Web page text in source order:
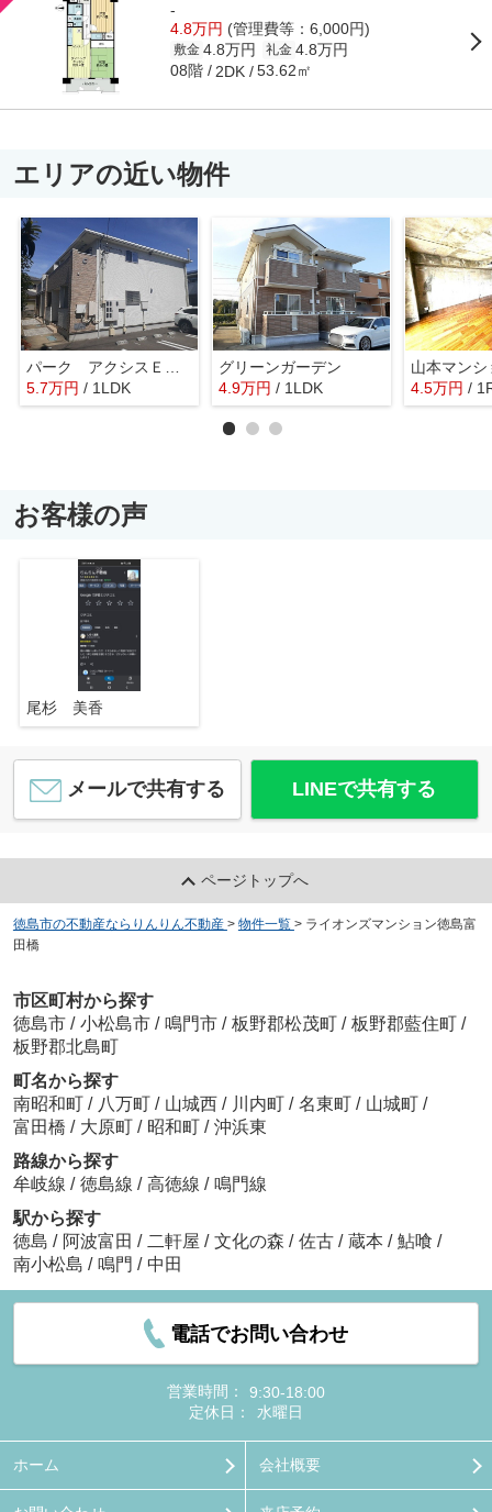
-
4.8万円 (管理費等：6,000円)
敷金 4.8万円 礼金 4.8万円
08階 2DK 53.62㎡
エリアの近い物件
5.7万円 / 1LDK
グリーンガーデン
4.9万円 / 1LDK
山本マンシ
4.5万円 /
お客様の声
尾杉 美香
メールで共有する LINEで共有する
ページトップへ
徳島市の不動産ならりんりん不動産 > 物件一覧 > ライオンズマンション徳島富
田橋
市区町村から探す
徳島市 / 小松島市 / 鳴門市 / 板野郡松茂町 / 板野郡藍住町
/
板野郡北島町
町名から探す
南昭和町 / 八万町 / 山城西 / 川内町 / 名東町 / 山城町 /
富田橋 / 大原町 / 昭和町 / 沖浜東
路線から探す
牟岐線 / 徳島線 / 高徳線 / 鳴門線
駅から探す
徳島 / 阿波富田 / 二軒屋 / 文化の森 / 佐古 / 蔵本 / 鮎喰 /
南小松島 / 鳴門 / 中田
電話でお問い合わせ
営業時間：
9:30-18:00
定休日：
水曜日
ホーム 会社概要